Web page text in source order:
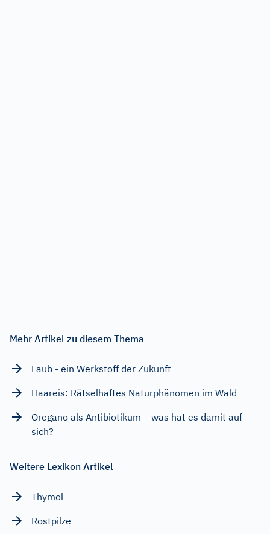
Mehr Artikel zu diesem Thema
Laub - ein Werkstoff der Zukunft
Haareis: Rätselhaftes Naturphänomen im Wald
Oregano als Antibiotikum – was hat es damit auf
sich?
Weitere Lexikon Artikel
Thymol
Rostpilze